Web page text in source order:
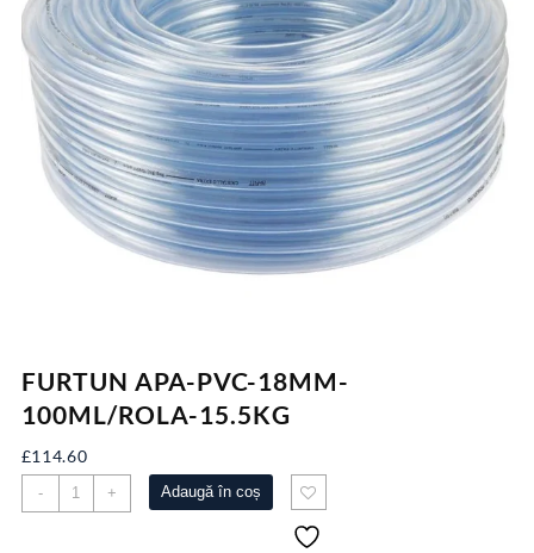
FURTUN APA-PVC-18MM-
100ML/ROLA-15.5KG
£114.60
-
Cantitate
FURTUN
+ Adaugă în coș